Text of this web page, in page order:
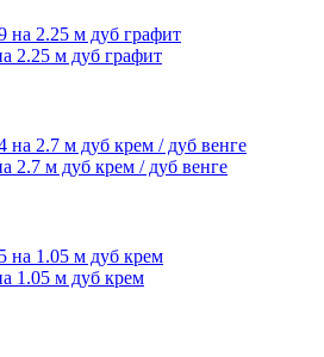
2.25 м дуб графит
2.7 м дуб крем / дуб венге
1.05 м дуб крем